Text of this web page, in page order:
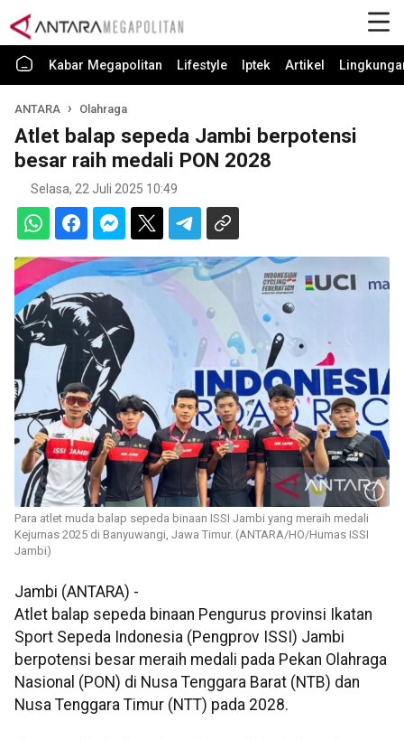
Kabar Megapolitan Lifestyle Iptek Artikel
ANTARA Olahraga
Atlet balap sepeda Jambi berpotensi
besar raih medali PON 2028
Selasa, 22 Juli 2025 10:49
Para atlet muda balap sepeda binaan ISSI Jambi yang meraih medali
Kejurnas 2025 di Banyuwangi, Jawa Timur. (ANTARA/HO/Humas ISSI
Jambi)
Jambi (ANTARA) -
Atlet balap sepeda binaan Pengurus provinsi Ikatan
Sport Sepeda Indonesia (Pengprov ISSI) Jambi
berpotensi besar meraih medali pada Pekan Olahraga
Nasional (PON) di Nusa Tenggara Barat (NTB) dan
Nusa Tenggara Timur (NTT) pada 2028.